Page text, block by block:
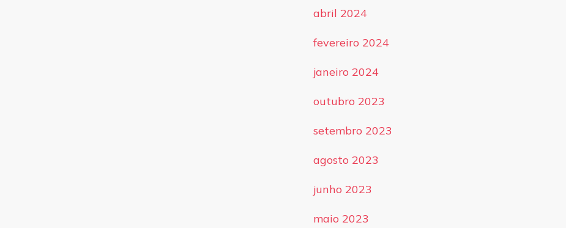
abril 2024
fevereiro 2024
janeiro 2024
outubro 2023
setembro 2023
agosto 2023
junho 2023
maio 2023